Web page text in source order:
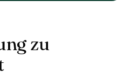
zu